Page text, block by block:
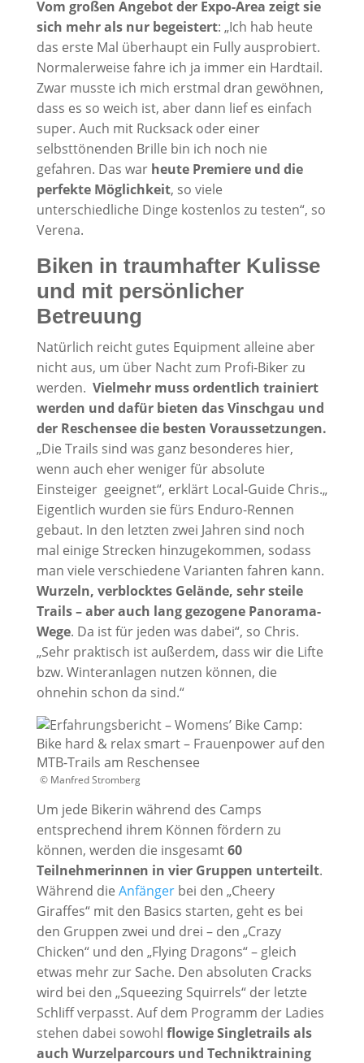
Vom großen Angebot der Expo-Area zeigt sie
sich mehr als nur begeistert: „Ich hab heute
das erste Mal überhaupt ein Fully ausprobiert.
Normalerweise fahre ich ja immer ein Hardtail.
Zwar musste ich mich erstmal dran gewöhnen,
dass es so weich ist, aber dann lief es einfach
super. Auch mit Rucksack oder einer
selbsttönenden Brille bin ich noch nie
gefahren. Das war heute Premiere und die
perfekte Möglichkeit, so viele
unterschiedliche Dinge kostenlos zu testen“, so
Verena.
Biken in traumhafter Kulisse
und mit persönlicher
Betreuung
Natürlich reicht gutes Equipment alleine aber
nicht aus, um über Nacht zum Profi-Biker zu
werden. Vielmehr muss ordentlich trainiert
werden und dafür bieten das Vinschgau und
der Reschensee die besten Voraussetzungen.
„Die Trails sind was ganz besonderes hier,
wenn auch eher weniger für absolute
Einsteiger geeignet“, erklärt Local-Guide Chris.„
Eigentlich wurden sie fürs Enduro-Rennen
gebaut. In den letzten zwei Jahren sind noch
mal einige Strecken hinzugekommen, sodass
man viele verschiedene Varianten fahren kann.
Wurzeln, verblocktes Gelände, sehr steile
Trails – aber auch lang gezogene Panorama-
Wege. Da ist für jeden was dabei“, so Chris.
„Sehr praktisch ist außerdem, dass wir die Lifte
bzw. Winteranlagen nutzen können, die
ohnehin schon da sind.“
© Manfred Stromberg
Um jede Bikerin während des Camps
entsprechend ihrem Können fördern zu
können, werden die insgesamt60
Teilnehmerinnen in vier Gruppen unterteilt.
Während die Anfängerbei den „Cheery
Giraffes“ mit den Basics starten, geht es bei
den Gruppen zwei und drei – den „Crazy
Chicken“ und den „Flying Dragons“ – gleich
etwas mehr zur Sache. Den absoluten Cracks
wird bei den „Squeezing Squirrels“ der letzte
Schliff verpasst. Auf dem Programm der Ladies
stehen dabei sowohl flowige Singletrails als
auch Wurzelparcours und Techniktraining